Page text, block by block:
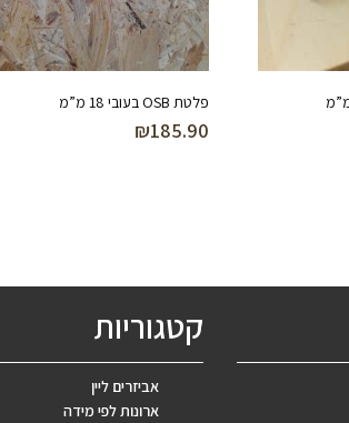
פלטת OSB בעובי 18 מ”מ
₪185.90
קטגוריות
אביזרים ליין
ארונות לפי מידה